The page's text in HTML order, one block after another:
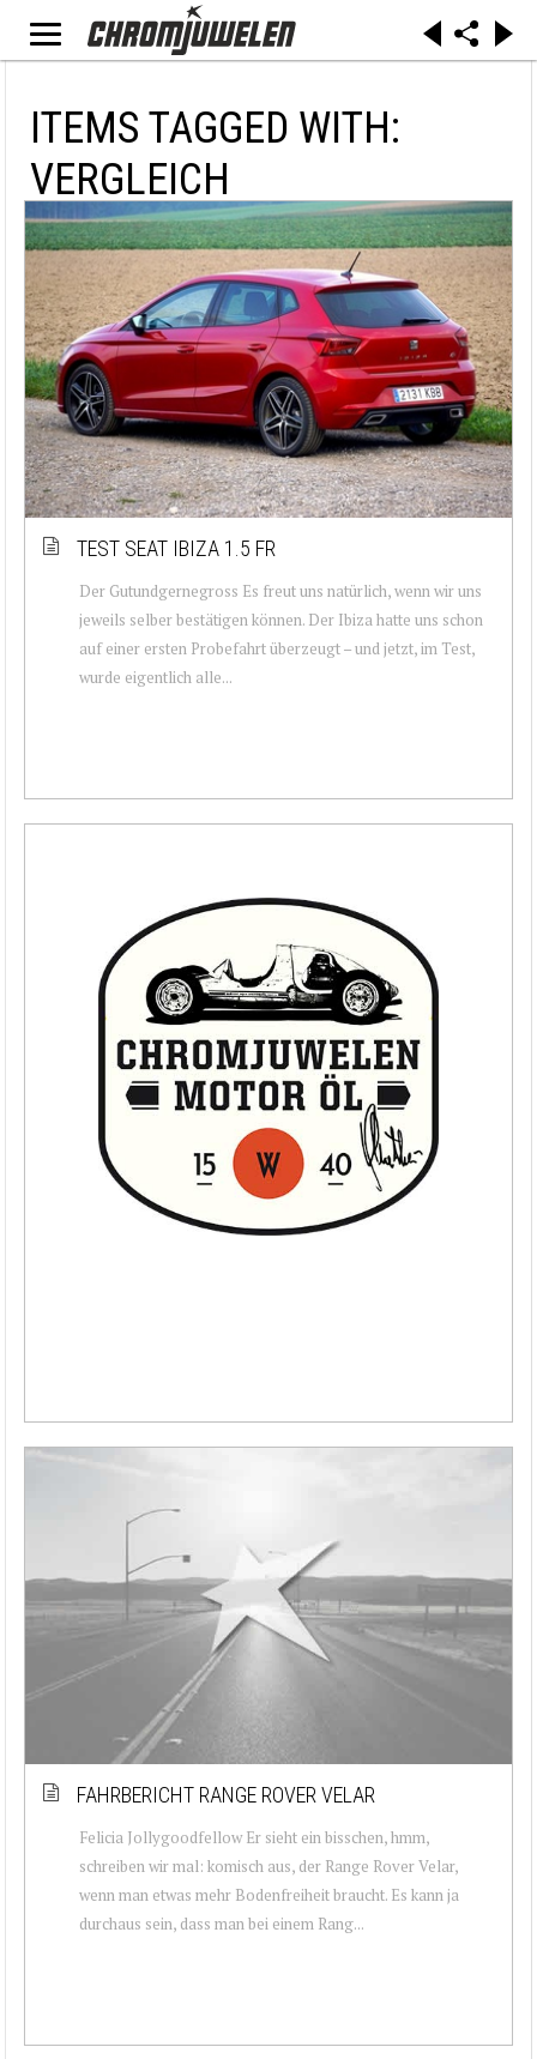
ITEMS TAGGED WITH:
VERGLEICH
TEST SEAT IBIZA 1.5 FR
Der Gutundgernegross Es freut uns natürlich, wenn wir uns
jeweils selber bestätigen können. Der Ibiza hatte uns schon
auf einer ersten Probefahrt überzeugt – und jetzt, im Test,
wurde eigentlich alle...
FAHRBERICHT RANGE ROVER VELAR
Felicia Jollygoodfellow Er sieht ein bisschen, hmm,
schreiben wir mal: komisch aus, der Range Rover Velar,
wenn man etwas mehr Bodenfreiheit braucht. Es kann ja
durchaus sein, dass man bei einem Rang...